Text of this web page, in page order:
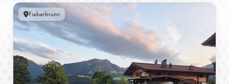
Fieberbrunn